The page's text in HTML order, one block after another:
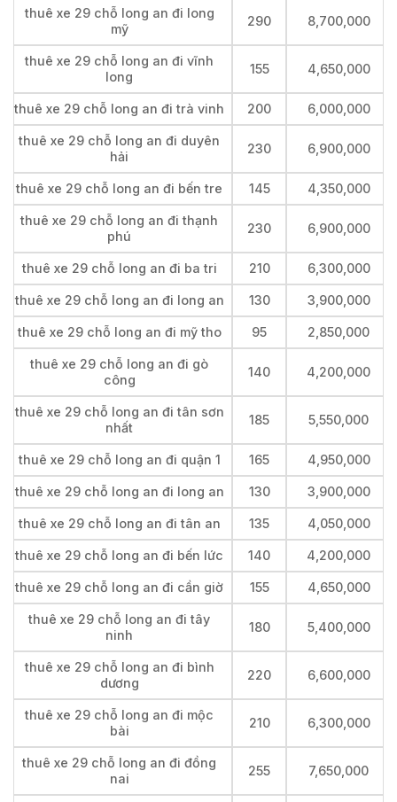
thuê xe 29 chỗ long an đi long
mỹ
290 8,700,000
thuê xe 29 chỗ long an đi vĩnh
long
155 4,650,000
thuê xe 29 chỗ long an đi trà vinh 200 6,000,000
thuê xe 29 chỗ long an đi duyên
hải
230 6,900,000
thuê xe 29 chỗ long an đi bến tre 145 4,350,000
thuê xe 29 chỗ long an đi thạnh
phú
230 6,900,000
thuê xe 29 chỗ long an đi ba tri 210 6,300,000
thuê xe 29 chỗ long an đi long an 130 3,900,000
thuê xe 29 chỗ long an đi mỹ tho 95 2,850,000
thuê xe 29 chỗ long an đi gò
công
140 4,200,000
thuê xe 29 chỗ long an đi tân sơn
nhất
185 5,550,000
thuê xe 29 chỗ long an đi quận 1 165 4,950,000
thuê xe 29 chỗ long an đi long an 130 3,900,000
thuê xe 29 chỗ long an đi tân an 135 4,050,000
thuê xe 29 chỗ long an đi bến lức 140 4,200,000
thuê xe 29 chỗ long an đi cần giờ 155 4,650,000
thuê xe 29 chỗ long an đi tây
ninh
180 5,400,000
thuê xe 29 chỗ long an đi bình
dương
220 6,600,000
thuê xe 29 chỗ long an đi mộc
bài
210 6,300,000
thuê xe 29 chỗ long an đi đồng
nai
255 7,650,000